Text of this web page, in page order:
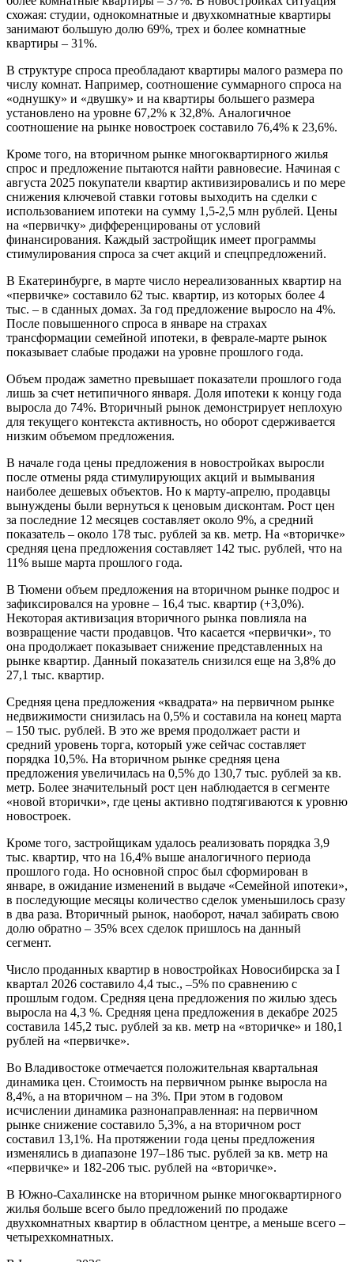
схожая: студии, однокомнатные и двухкомнатные квартиры
занимают большую долю 69%, трех и более комнатные
квартиры – 31%.
В структуре спроса преобладают квартиры малого размера по
числу комнат. Например, соотношение суммарного спроса на
«однушку» и «двушку» и на квартиры большего размера
установлено на уровне 67,2% к 32,8%. Аналогичное
соотношение на рынке новостроек составило 76,4% к 23,6%.
Кроме того, на вторичном рынке многоквартирного жилья
спрос и предложение пытаются найти равновесие. Начиная с
августа 2025 покупатели квартир активизировались и по мере
снижения ключевой ставки готовы выходить на сделки с
использованием ипотеки на сумму 1,5-2,5 млн рублей. Цены
на «первичку» дифференцированы от условий
финансирования. Каждый застройщик имеет программы
стимулирования спроса за счет акций и спецпредложений.
В Екатеринбурге, в марте число нереализованных квартир на
«первичке» составило 62 тыс. квартир, из которых более 4
тыс. – в сданных домах. За год предложение выросло на 4%.
После повышенного спроса в январе на страхах
трансформации семейной ипотеки, в феврале-марте рынок
показывает слабые продажи на уровне прошлого года.
Объем продаж заметно превышает показатели прошлого года
лишь за счет нетипичного января. Доля ипотеки к концу года
выросла до 74%. Вторичный рынок демонстрирует неплохую
для текущего контекста активность, но оборот сдерживается
низким объемом предложения.
В начале года цены предложения в новостройках выросли
после отмены ряда стимулирующих акций и вымывания
наиболее дешевых объектов. Но к марту-апрелю, продавцы
вынуждены были вернуться к ценовым дисконтам. Рост цен
за последние 12 месяцев составляет около 9%, а средний
показатель – около 178 тыс. рублей за кв. метр. На «вторичке»
средняя цена предложения составляет 142 тыс. рублей, что на
11% выше марта прошлого года.
В Тюмени объем предложения на вторичном рынке подрос и
зафиксировался на уровне – 16,4 тыс. квартир (+3,0%).
Некоторая активизация вторичного рынка повлияла на
возвращение части продавцов. Что касается «первички», то
она продолжает показывает снижение представленных на
рынке квартир. Данный показатель снизился еще на 3,8% до
27,1 тыс. квартир.
Средняя цена предложения «квадрата» на первичном рынке
недвижимости снизилась на 0,5% и составила на конец марта
– 150 тыс. рублей. В это же время продолжает расти и
средний уровень торга, который уже сейчас составляет
порядка 10,5%. На вторичном рынке средняя цена
предложения увеличилась на 0,5% до 130,7 тыс. рублей за кв.
метр. Более значительный рост цен наблюдается в сегменте
«новой вторички», где цены активно подтягиваются к уровню
новостроек.
Кроме того, застройщикам удалось реализовать порядка 3,9
тыс. квартир, что на 16,4% выше аналогичного периода
прошлого года. Но основной спрос был сформирован в
январе, в ожидание изменений в выдаче «Семейной ипотеки»,
в последующие месяцы количество сделок уменьшилось сразу
в два раза. Вторичный рынок, наоборот, начал забирать свою
долю обратно – 35% всех сделок пришлось на данный
сегмент.
Число проданных квартир в новостройках Новосибирска за I
квартал 2026 составило 4,4 тыс., –5% по сравнению с
прошлым годом. Средняя цена предложения по жилью здесь
выросла на 4,3 %. Средняя цена предложения в декабре 2025
составила 145,2 тыс. рублей за кв. метр на «вторичке» и 180,1
рублей на «первичке».
Во Владивостоке отмечается положительная квартальная
динамика цен. Стоимость на первичном рынке выросла на
8,4%, а на вторичном – на 3%. При этом в годовом
исчислении динамика разнонаправленная: на первичном
рынке снижение составило 5,3%, а на вторичном рост
составил 13,1%. На протяжении года цены предложения
изменялись в диапазоне 197–186 тыс. рублей за кв. метр на
«первичке» и 182-206 тыс. рублей на «вторичке».
В Южно-Сахалинске на вторичном рынке многоквартирного
жилья больше всего было предложений по продаже
двухкомнатных квартир в областном центре, а меньше всего –
четырехкомнатных.